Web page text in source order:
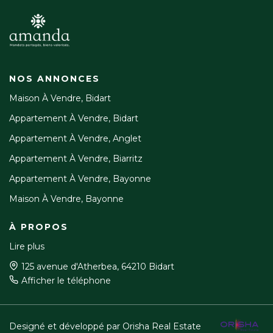
NOS ANNONCES
Maison À Vendre, Bidart
Appartement À Vendre, Bidart
Appartement À Vendre, Anglet
Appartement À Vendre, Biarritz
Appartement À Vendre, Bayonne
Maison À Vendre, Bayonne
À PROPOS
Lire plus
125 avenue d'Atherbea, 64210 Bidart
Afficher le téléphone
Designé et développé par Orisha Real Estate